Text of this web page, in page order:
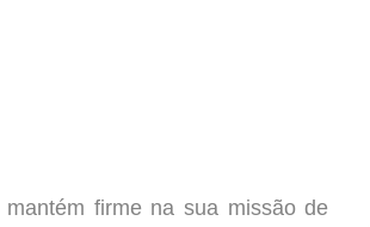
firme na sua missão de